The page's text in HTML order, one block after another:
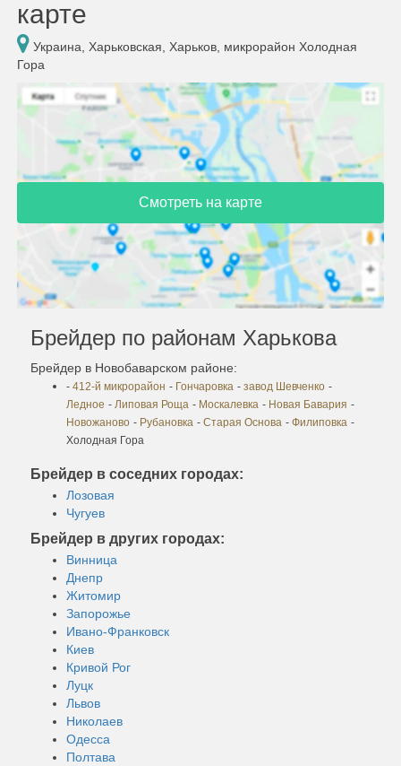
карте
Украина, Харьковская, Харьков, микрорайон Холодная
Гора
Смотреть на карте
Брейдер по районам Харькова
Брейдер в Новобаварском районе:
- 412-й микрорайон - Гончаровка - завод Шевченко -
Ледное - Липовая Роща - Москалевка - Новая Бавария -
Новожаново - Рубановка - Старая Основа - Филиповка -
Холодная Гора
Брейдер в соседних городах:
Лозовая
Чугуев
Брейдер в других городах:
Винница
Днепр
Житомир
Запорожье
Ивано-Франковск
Киев
Кривой Рог
Луцк
Львов
Николаев
Одесса
Полтава